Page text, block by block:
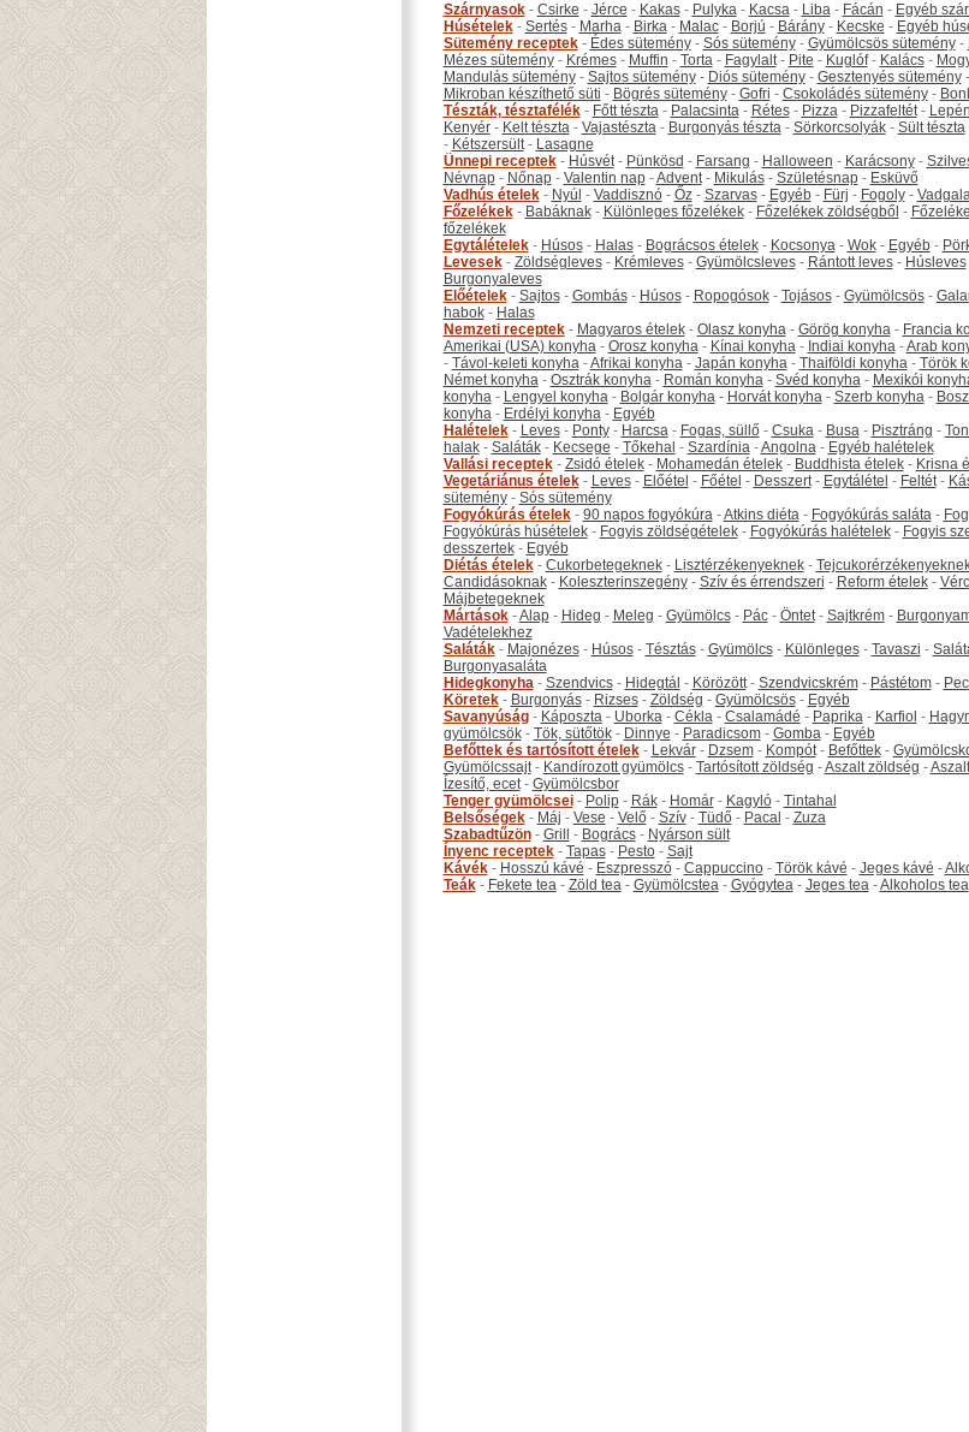
Szárnyasok- Csirke - Jérce - Kakas- Pulyka- Kacsa- Liba- Fácán - Egyéb
Húsételek- Sertés- Marha- Birka- Malac- Borjú - Bárány- Kecske - Egyéb
Sütemény receptek- Édes sütemény- Sós sütemény- Gyümölcsös sütemény-
Mézes sütemény- Krémes- Muffin - Torta- Fagylalt- Pite - Kuglóf- Kalács-
Mandulás sütemény- Sajtos sütemény- Diós sütemény- Gesztenyés sütemény-
Mikroban készíthető süti - Bögrés sütemény- Gofri - Csokoládés sütemény-
Tészták, tésztafélék- Főtt tészta- Palacsinta- Rétes- Pizza- Pizzafeltét-
Kenyér- Kelt tészta- Vajastészta- Burgonyás tészta- Sörkorcsolyák- Sült tészta
- Kétszersült- Lasagne
Ünnepi receptek- Húsvét- Pünkösd - Farsang - Halloween - Karácsony-
Névnap- Nőnap- Valentin nap-Advent- Mikulás- Születésnap- Esküvő
Vadhús ételek- Nyúl - Vaddisznó- Őz- Szarvas- Egyéb- Fürj - Fogoly-
Főzelékek- Babáknak- Különleges főzelékek- Főzelékek zöldségből -
főzelékek
Egytálételek- Húsos- Halas- Bográcsos ételek- Kocsonya- Wok- Egyéb-
Levesek- Zöldségleves- Krémleves- Gyümölcsleves- Rántott leves- Húsleves
Burgonyaleves
Előételek- Sajtos- Gombás- Húsos- Ropogósok- Tojásos- Gyümölcsös-
habok- Halas
Nemzeti receptek- Magyaros ételek- Olasz konyha- Görög konyha- Francia
Amerikai (USA) konyha- Orosz konyha- Kínai konyha- Indiai konyha-Arab
- Távol-keleti konyha-Afrikai konyha- Japán konyha- Thaiföldi konyha- Török
Német konyha- Osztrák konyha- Román konyha- Svéd konyha- Mexikói
konyha- Lengyel konyha- Bolgár konyha- Horvát konyha- Szerb konyha-
konyha- Erdélyi konyha- Egyéb
Halételek- Leves- Ponty- Harcsa- Fogas, süllő- Csuka- Busa- Pisztráng -
halak- Saláták- Kecsege - Tőkehal - Szardínia-Angolna- Egyéb halételek
Vallási receptek- Zsidó ételek- Mohamedán ételek- Buddhista ételek- Krisna
Vegetáriánus ételek- Leves- Előétel - Főétel - Desszert- Egytálétel - Feltét-
sütemény- Sós sütemény
Fogyókúrás ételek- 90 napos fogyókúra-Atkins diéta- Fogyókúrás saláta-
Fogyókúrás húsételek- Fogyis zöldségételek- Fogyókúrás halételek- Fogyis
desszertek- Egyéb
Diétás ételek- Cukorbetegeknek- Lisztérzékenyeknek-
Candidásoknak- Koleszterinszegény- Szív és érrendszeri - Reform ételek-
Májbetegeknek
Mártások-Alap- Hideg - Meleg - Gyümölcs- Pác- Öntet- Sajtkrém-
Vadételekhez
Saláták- Majonézes- Húsos- Tésztás- Gyümölcs- Különleges- Tavaszi -
Burgonyasaláta
Hidegkonyha- Szendvics- Hidegtál - Körözött- Szendvicskrém- Pástétom-
Köretek- Burgonyás- Rizses- Zöldség - Gyümölcsös- Egyéb
Savanyúság- Káposzta- Uborka- Cékla- Csalamádé - Paprika- Karfiol -
gyümölcsök- Tök, sütőtök- Dinnye - Paradicsom- Gomba- Egyéb
Befőttek és tartósított ételek- Lekvár- Dzsem- Kompót- Befőttek-
Gyümölcssajt- Kandírozott gyümölcs- Tartósított zöldség -Aszalt zöldség -
Ízesítő, ecet- Gyümölcsbor
Tenger gyümölcsei- Polip- Rák- Homár- Kagyló- Tintahal
Belsőségek- Máj - Vese - Velő- Szív- Tüdő- Pacal - Zuza
Szabadtűzön- Grill - Bogrács- Nyárson sült
Ínyenc receptek- Tapas- Pesto- Sajt
Kávék- Hosszú kávé - Eszpresszó- Cappuccino- Török kávé - Jeges kávé -
Teák- Fekete tea- Zöld tea- Gyümölcstea- Gyógytea- Jeges tea-Alkoholos tea